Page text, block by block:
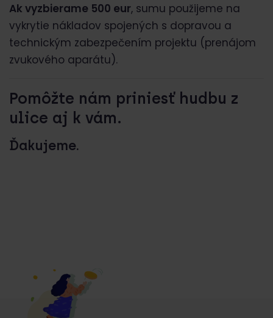
Ak vyzbierame 500 eur, sumu použijeme na
vykrytie nákladov spojených s dopravou a
technickým zabezpečením projektu (prenájom
zvukového aparátu).
Pomôžte nám priniesť hudbu z
ulice aj k vám.
Ďakujeme.